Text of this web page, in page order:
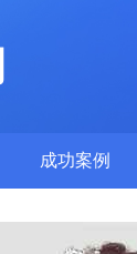
成功案例